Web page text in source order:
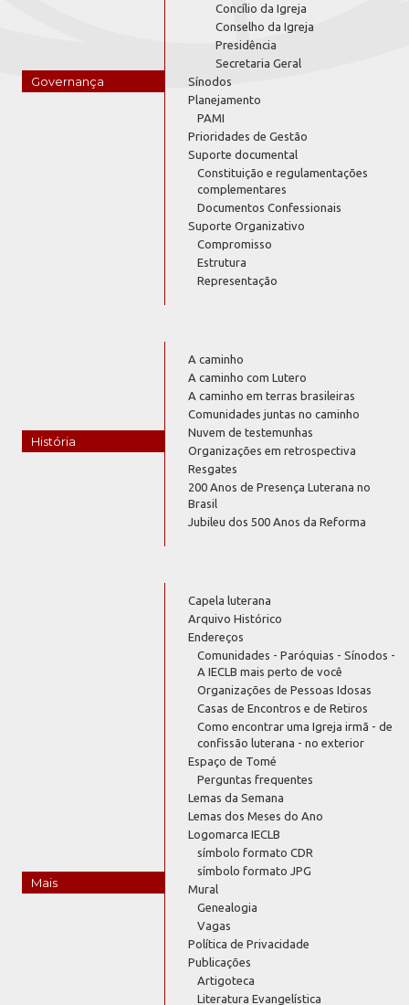
Governança
Concílio da Igreja
Conselho da Igreja
Presidência
Secretaria Geral
Sínodos
Planejamento
PAMI
Prioridades de Gestão
Suporte documental
Constituição e regulamentações
complementares
Documentos Confessionais
Suporte Organizativo
Compromisso
Estrutura
Representação
História
A caminho
A caminho com Lutero
A caminho em terras brasileiras
Comunidades juntas no caminho
Nuvem de testemunhas
Organizações em retrospectiva
Resgates
200 Anos de Presença Luterana no
Brasil
Jubileu dos 500 Anos da Reforma
Mais
Capela luterana
Arquivo Histórico
Endereços
Comunidades - Paróquias - Sínodos -
A IECLB mais perto de você
Organizações de Pessoas Idosas
Casas de Encontros e de Retiros
Como encontrar uma Igreja irmã - de
confissão luterana - no exterior
Espaço de Tomé
Perguntas frequentes
Lemas da Semana
Lemas dos Meses do Ano
Logomarca IECLB
símbolo formato CDR
símbolo formato JPG
Mural
Genealogia
Vagas
Política de Privacidade
Publicações
Artigoteca
Literatura Evangelística